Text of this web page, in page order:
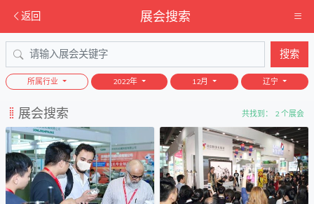
返回 展会搜索
搜索
所属行业 2022年 12月 辽宁
展会搜索 共找到： 2 个展会